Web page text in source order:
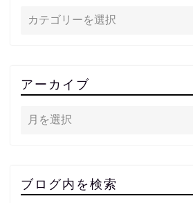
アーカイブ
ブログ内を検索